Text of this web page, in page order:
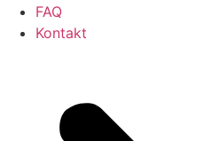
FAQ
Kontakt